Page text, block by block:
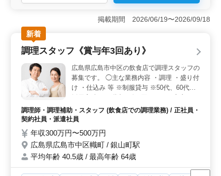
求人は、年収350万円から600万円と魅力的な給与レンジ
が特徴です。さらに、各種保険が完備されており、雇
用・労災・健康・厚生の福利厚生が充実しています。安
定した収入と長期的なキャリア形成をサポートする環境
が整っています。 ＜駅近と車通勤の利便性＞ 勤務
地は広島市中区大手町で、鷹野橋駅から徒歩圏内の便利
が広がります。職場へのアクセスが良好で、快適に通勤
できる点が魅力です。 ＜働きやすい勤務環境＞ 年
間休日は128日で、土日祝日が休みの週休2日制です。残
業も月10時間程度と少なく、ライフワークバランスを重
視した働き方が可能です。安心して長期的に働ける環境
が整っており、50代や60代の方も活躍中です。
掲載期間 2026/06/19〜2026/09/18
新着
調理スタッフ《賞与年3回あり》
広島県広島市中区の飲食店で調理スタッフの
募集です。 ◯主な業務内容 ・調理 ・盛り付
け ・仕込み 等 ※制服貸与 ※50代、60代の
収入を目指せます。 これまでの経験を活か
し、さらなるキャリアアップを目指しません
調理師・調理補助・スタッフ (飲食店での調理業務) / 正社員・
契約社員・派遣社員
年収300万円〜500万円
広島県広島市中区幟町 / 銀山町駅
平均年齢 40.5歳 / 最高年齢 64歳